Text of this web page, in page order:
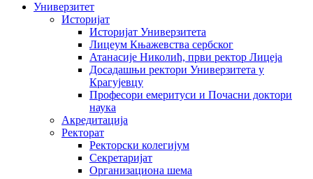
Универзитет
Историјат
Историјат Универзитета
Лицеум Књажевства сербског
Атанасије Николић, први ректор Лицеја
Досадашњи ректори Универзитета у
Крагујевцу
Професори емеритуси и Почасни доктори
наука
Акредитација
Ректорат
Ректорски колегијум
Секретаријат
Организациона шема